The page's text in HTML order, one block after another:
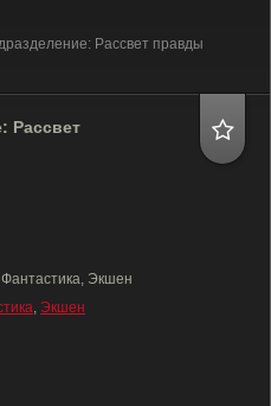
Рассвет
Экшен
, Экшен